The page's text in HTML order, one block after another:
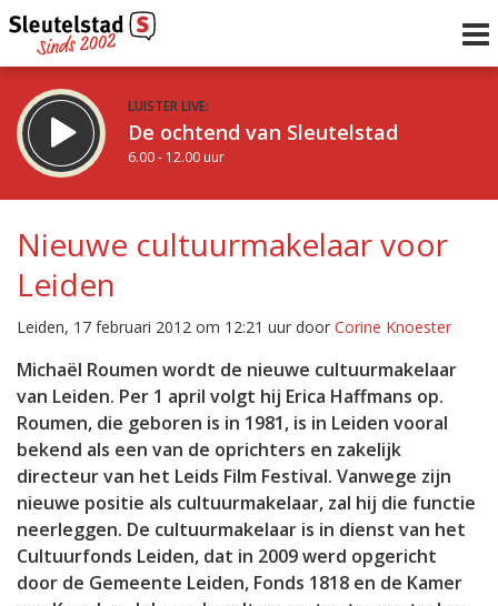
LUISTER LIVE:
De ochtend van Sleutelstad
6.00 - 12.00 uur
De middag van Sleutelstad
12.00 - 19.00 uur
Vorig uur
Inklappen
Nieuwe cultuurmakelaar voor
Leiden
Leiden, 17 februari 2012 om 12:21 uur door Corine Knoester
Michaël Roumen wordt de nieuwe cultuurmakelaar
van Leiden. Per 1 april volgt hij Erica Haffmans op.
Roumen, die geboren is in 1981, is in Leiden vooral
bekend als een van de oprichters en zakelijk
directeur van het Leids Film Festival. Vanwege zijn
nieuwe positie als cultuurmakelaar, zal hij die functie
neerleggen. De cultuurmakelaar is in dienst van het
Cultuurfonds Leiden, dat in 2009 werd opgericht
door de Gemeente Leiden, Fonds 1818 en de Kamer